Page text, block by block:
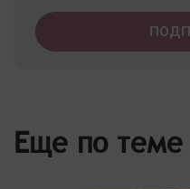
Еще по теме